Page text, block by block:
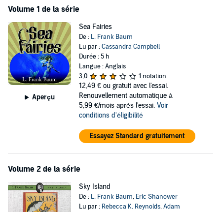
had ever lived to tell the tale. One day while out sailing around, the
pair is greeted by a beautiful mermaid who extends an invitation for
them to come and visit their underwater kingdom and even become
mermaids themselves for the adventure.
Trot and Cap'n Bill meet a wonderful variety of characters along their
underwater adventure - eels and codfish and crabs, among others.
After a marvelous and exciting time with the mermaids, the only
mystery left is whether or not they will be the first to live to tell the
tale of meeting the mermaids!
L. Frank Baum (1856-1919) was an American author of children's
13 sequels to his first Oz book and still has a huge fan base to this
day. Trot and Cap'n Bill also appear in other books by Baum, outside
of their underwater adventures!
Public Domain (P)2013 Enunciation LLC
Volume 1 de la série
Aperçu
Sea Fairies
De : L. Frank Baum
Lu par :Cassandra Campbell
Durée : 5 h
Langue : Anglais
3,0
1 notation
12,49 € ou gratuit avec l'essai.
Renouvellement automatique à
5,99 €/mois après l'essai. Voir
conditions d'éligibilité
Essayez Standard gratuitement
Volume 2 de la série
Sky Island
De : L. Frank Baum, Eric Shanower
Lu par : Rebecca K. Reynolds,Adam